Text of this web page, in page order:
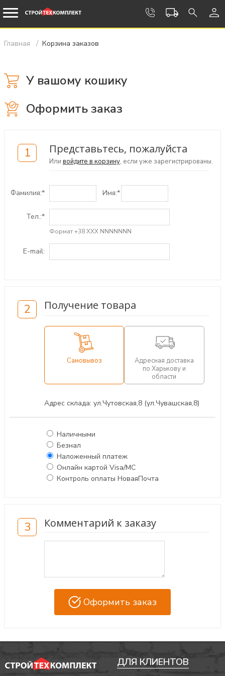
Главная Корзина заказов
У вашому кошику
Оформить заказ
1 Представьтесь, пожалуйста
Или войдите в корзину, если уже зарегистрированы.
Фамилия:* Имя:*
Тел.:*
Формат +38 ХХХ NNNNNNN
E-mail:
2 Получение товара
Самовывоз
Адресная доставка
по Харькову и
области
Адрес склада: ул.Чутовская,8 (ул.Чувашская,8)
Наличными
Безнал
Наложенный платеж
Онлайн картой Visa/MC
Контроль оплаты НоваяПочта
3 Комментарий к заказу
Оформить заказ
ДЛЯ КЛИЕНТОВ